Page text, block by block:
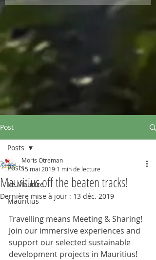
Post
Posts
Ile Maurice
Mauritius
Posts
Mauritius off the beaten tracks!
Moris Otreman
15 mai 2019 1 min de lecture
Dernière mise à jour : 13 déc. 2019
Travelling means Meeting & Sharing!
Join our immersive experiences and
support our selected sustainable
development projects in Mauritius!